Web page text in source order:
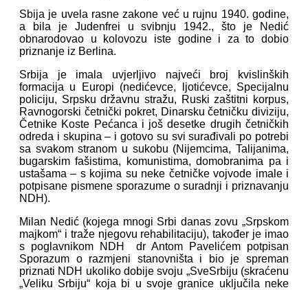
Sbija je uvela rasne zakone već u rujnu 1940. godine,
a bila je Judenfrei u svibnju 1942., što je Nedić
obnarodovao u kolovozu iste godine i za to dobio
priznanje iz Berlina.
Srbija je imala uvjerljivo najveći broj kvislinških
formacija u Europi (nedićevce, ljotićevce, Specijalnu
policiju, Srpsku državnu stražu, Ruski zaštitni korpus,
Ravnogorski četnički pokret, Dinarsku četničku diviziju,
Četnike Koste Pećanca i još desetke drugih četničkih
odreda i skupina – i gotovo su svi surađivali po potrebi
sa svakom stranom u sukobu (Nijemcima, Talijanima,
bugarskim fašistima, komunistima, domobranima pa i
ustašama – s kojima su neke četničke vojvode imale i
potpisane pismene sporazume o suradnji i priznavanju
NDH).
Milan Nedić (kojega mnogi Srbi danas zovu „Srpskom
majkom“ i traže njegovu rehabilitaciju), također je imao
s poglavnikom NDH dr Antom Pavelićem potpisan
Sporazum o razmjeni stanovništa i bio je spreman
priznati NDH ukoliko dobije svoju „SveSrbiju (skraćenu
„Veliku Srbiju“ koja bi u svoje granice uključila neke